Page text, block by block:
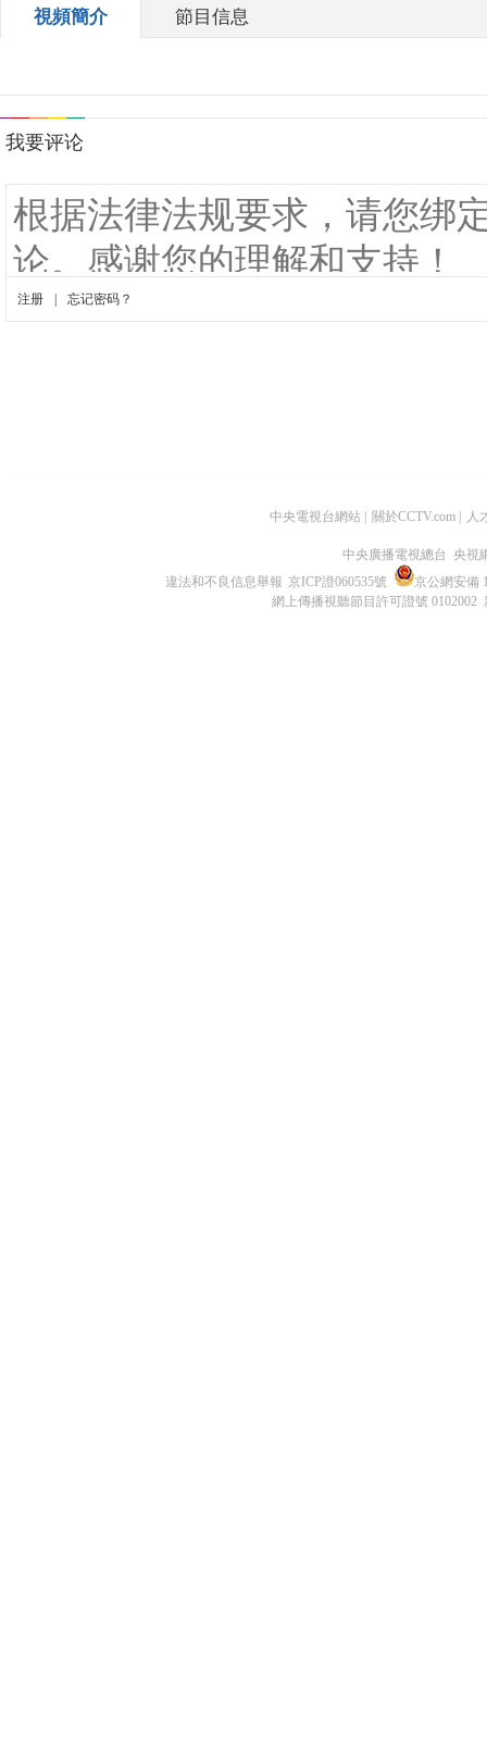
視頻簡介 節目信息
中央電視台網站 關於CCTV.com 人
中央廣播電視總台 央視
違法和不良信息舉報 京ICP證060535號
京公網安備
網上傳播視聽節目許可證號 0102002